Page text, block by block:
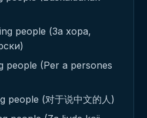
people (За хора,
people (Per a persones
people (对于说中文的人)